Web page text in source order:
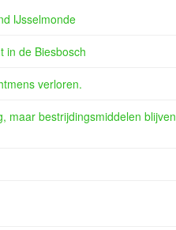
IJsselmonde
in de Biesbosch
verloren.
maar bestrijdingsmiddelen blijven